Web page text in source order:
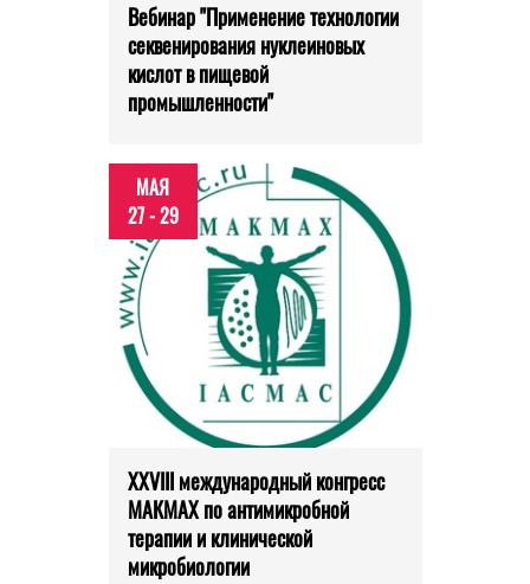
Вебинар "Применение технологии
секвенирования нуклеиновых
кислот в пищевой
промышленности"
МАЯ
27 - 29
XXVIII международный конгресс
МАКМАХ по антимикробной
терапии и клинической
микробиологии